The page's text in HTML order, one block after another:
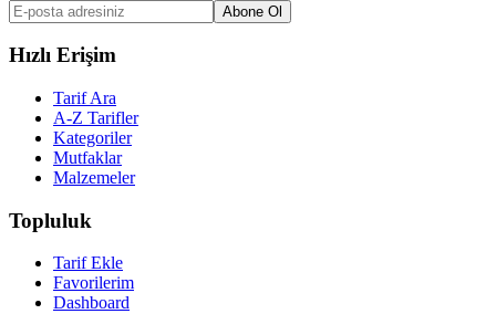
Abone Ol
Hızlı Erişim
Tarif Ara
A-Z Tarifler
Kategoriler
Mutfaklar
Malzemeler
Topluluk
Tarif Ekle
Favorilerim
Dashboard